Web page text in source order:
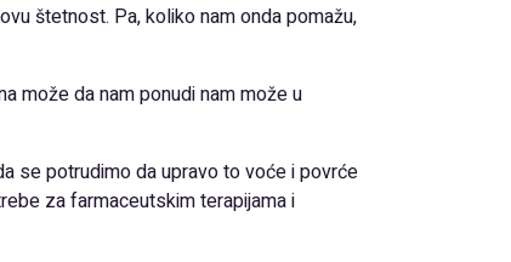
štetnost. Pa, koliko nam onda pomažu,
može da nam ponudi nam može u
se potrudimo da upravo to voće i povrće
za farmaceutskim terapijama i